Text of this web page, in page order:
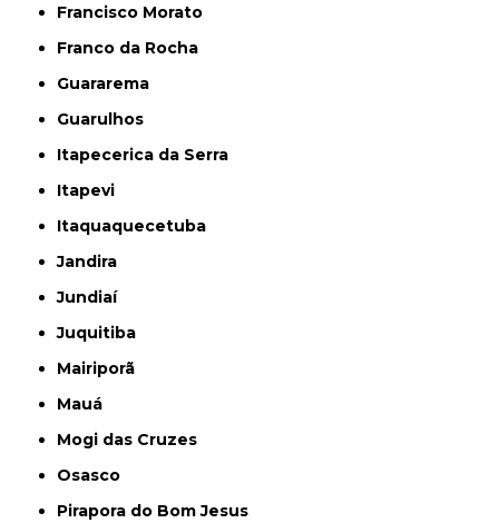
Francisco Morato
Franco da Rocha
Guararema
Guarulhos
Itapecerica da Serra
Itapevi
Itaquaquecetuba
Jandira
Jundiaí
Juquitiba
Mairiporã
Mauá
Mogi das Cruzes
Osasco
Pirapora do Bom Jesus